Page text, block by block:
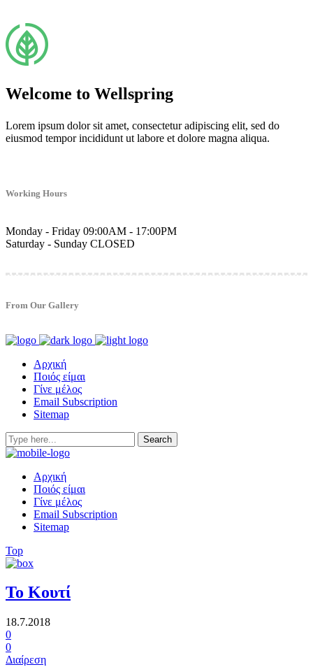
Welcome to Wellspring
Lorem ipsum dolor sit amet, consectetur adipiscing elit, sed do
eiusmod tempor incididunt ut labore et dolore magna aliqua.
Working Hours
Monday - Friday 09:00AM - 17:00PM
Saturday - Sunday CLOSED
From Our Gallery
Αρχική
Ποιός είμαι
Γίνε μέλος
Email Subscription
Sitemap
Αρχική
Ποιός είμαι
Γίνε μέλος
Email Subscription
Sitemap
Top
Το Κουτί
18.7.2018
0
0
Διαίρεση